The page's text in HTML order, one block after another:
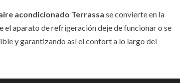
acondicionado Terrassa se convierte en la
el aparato de refrigeración deje de funcionar o se
y garantizando así el confort a lo largo del